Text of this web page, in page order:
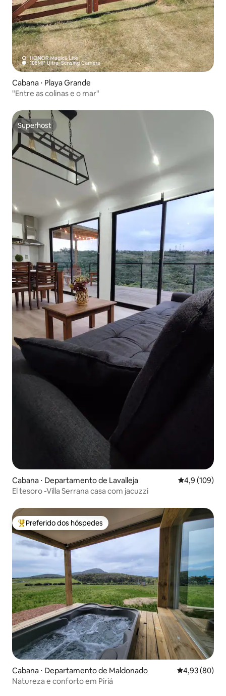
Cabana ⋅ Playa Grande
"Entre as colinas e o mar"
Superhost
Superhost
Cabana ⋅ Departamento de Lavalleja 4,9 de uma
4,9 (109)
El tesoro -Villa Serrana casa com jacuzzi
Entre os melhores preferidos dos hóspedes
Preferido dos hóspedes
Cabana ⋅ Departamento de Maldonado 4,93 de uma
4,93 (80)
Natureza e conforto em Piriá